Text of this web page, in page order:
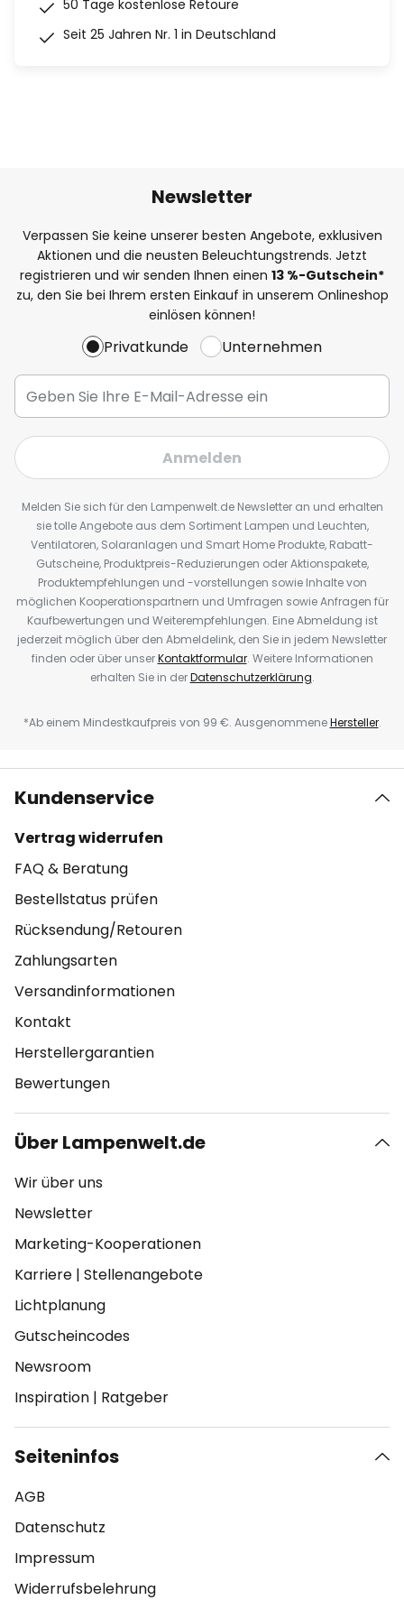
50 Tage kostenlose Retoure
Seit 25 Jahren Nr. 1 in Deutschland
Newsletter
Verpassen Sie keine unserer besten Angebote, exklusiven
Aktionen und die neusten Beleuchtungstrends. Jetzt
registrieren und wir senden Ihnen einen 13 %-Gutschein*
zu, den Sie bei Ihrem ersten Einkauf in unserem Onlineshop
einlösen können!
Privatkunde Unternehmen
Anmelden
Melden Sie sich für den Lampenwelt.de Newsletter an und erhalten
sie tolle Angebote aus dem Sortiment Lampen und Leuchten,
Ventilatoren, Solaranlagen und Smart Home Produkte, Rabatt-
Gutscheine, Produktpreis-Reduzierungen oder Aktionspakete,
Produktempfehlungen und -vorstellungen sowie Inhalte von
möglichen Kooperationspartnern und Umfragen sowie Anfragen für
Kaufbewertungen und Weiterempfehlungen. Eine Abmeldung ist
jederzeit möglich über den Abmeldelink, den Sie in jedem Newsletter
finden oder über unserKontaktformular. Weitere Informationen
erhalten Sie in derDatenschutzerklärung.
*Ab einem Mindestkaufpreis von 99 €. AusgenommeneHersteller.
Kundenservice
Vertrag widerrufen
FAQ & Beratung
Bestellstatus prüfen
Rücksendung/Retouren
Zahlungsarten
Versandinformationen
Kontakt
Herstellergarantien
Bewertungen
Über Lampenwelt.de
Wir über uns
Newsletter
Marketing-Kooperationen
Karriere | Stellenangebote
Lichtplanung
Gutscheincodes
Newsroom
Inspiration | Ratgeber
Seiteninfos
AGB
Datenschutz
Impressum
Widerrufsbelehrung